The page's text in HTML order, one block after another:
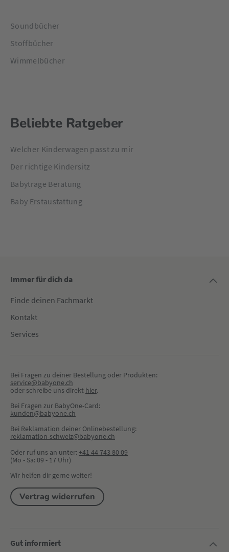
Soundbücher
Stoffbücher
Wimmelbücher
Beliebte Ratgeber
Welcher Kinderwagen passt zu mir
Der richtige Kindersitz
Babytrage Beratung
Baby Erstaustattung
Immer für dich da
Finde deinen Fachmarkt
Kontakt
Services
Bei Fragen zu deiner Bestellung oder Produkten:
service@babyone.ch
oder schreibe uns direkt hier.
Bei Fragen zur BabyOne-Card:
kunden@babyone.ch
Bei Reklamation deiner Onlinebestellung:
reklamation-schweiz@babyone.ch
Oder ruf uns an unter:+41 44 743 80 09
(Mo - Sa: 09 - 17 Uhr)
Wir helfen dir gerne weiter!
Vertrag widerrufen
Gut informiert